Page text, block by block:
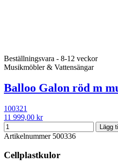
Beställningsvara - 8-12 veckor
Musikmöbler & Vattensängar
Balloo Galon röd m
100321
11 999,00 kr
Lägg
Artikelnummer 500336
Cellplastkulor